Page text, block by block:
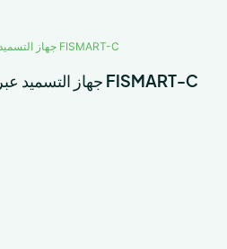
جهاز التسميد عبر الإنترنت FISMART-C